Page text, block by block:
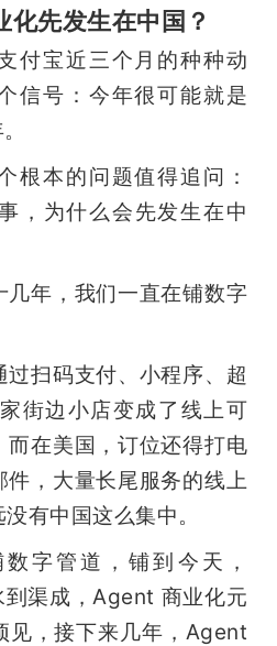
先发生在中国？
付宝近三个月的种种动
信号：今年很可能就是
根本的问题值得追问：
，为什么会先发生在中
几年，我们一直在铺数字
扫码支付、小程序、超
街边小店变成了线上可
而在美国，订位还得打电
，大量长尾服务的线上
有中国这么集中。
字管道，铺到今天，
渠成，Agent 商业化元
见，接下来几年，Agent